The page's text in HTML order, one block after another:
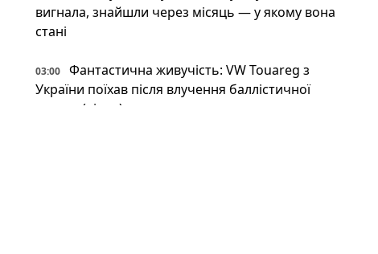
вигнала, знайшли через місяць — у якому вона
стані
03:00
Фантастична живучість: VW Touareg з
України поїхав після влучення баллістичної
ракети (відео)